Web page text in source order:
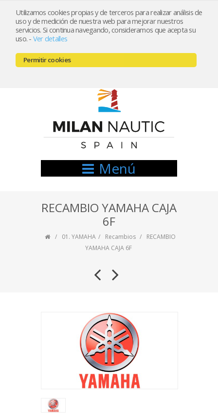
Utilizamos cookies propias y de terceros para realizar análisis de
uso y de medición de nuestra web para mejorar nuestros
servicios. Si continua navegando, consideramos que acepta su
uso. - Ver detalles
Permitir cookies
Registrarse Mi cuenta
666521122 // 654999333
Menú
RECAMBIO YAMAHA CAJA
6F
01. YAMAHA Recambios
RECAMBIO
YAMAHA CAJA 6F